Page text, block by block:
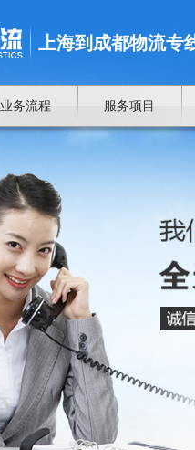
上海到成都物流专
业务流程 服务项目